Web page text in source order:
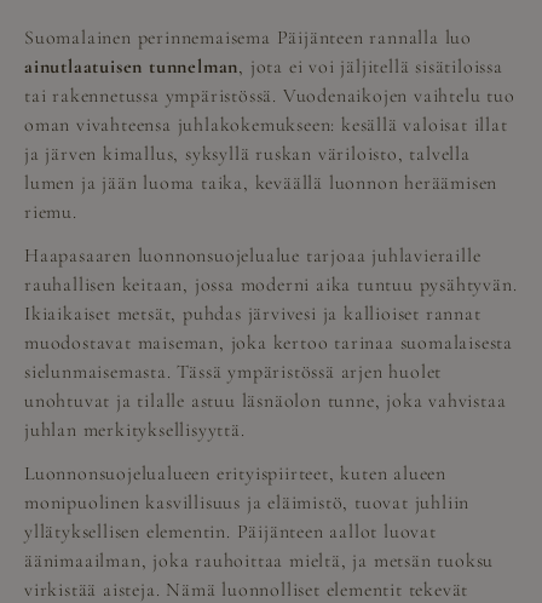
Suomalainen perinnemaisema Päijänteen rannalla luo
ainutlaatuisen tunnelman, jota ei voi jäljitellä sisätiloissa
tai rakennetussa ympäristössä. Vuodenaikojen vaihtelu tuo
oman vivahteensa juhlakokemukseen: kesällä valoisat illat
ja järven kimallus, syksyllä ruskan väriloisto, talvella
lumen ja jään luoma taika, keväällä luonnon heräämisen
riemu.
Haapasaaren luonnonsuojelualue tarjoaa juhlavieraille
rauhallisen keitaan, jossa moderni aika tuntuu pysähtyvän.
Ikiaikaiset metsät, puhdas järvivesi ja kallioiset rannat
muodostavat maiseman, joka kertoo tarinaa suomalaisesta
sielunmaisemasta. Tässä ympäristössä arjen huolet
unohtuvat ja tilalle astuu läsnäolon tunne, joka vahvistaa
juhlan merkityksellisyyttä.
Luonnonsuojelualueen erityispiirteet, kuten alueen
monipuolinen kasvillisuus ja eläimistö, tuovat juhliin
yllätyksellisen elementin. Päijänteen aallot luovat
äänimaailman, joka rauhoittaa mieltä, ja metsän tuoksu
virkistää aisteja. Nämä luonnolliset elementit tekevät